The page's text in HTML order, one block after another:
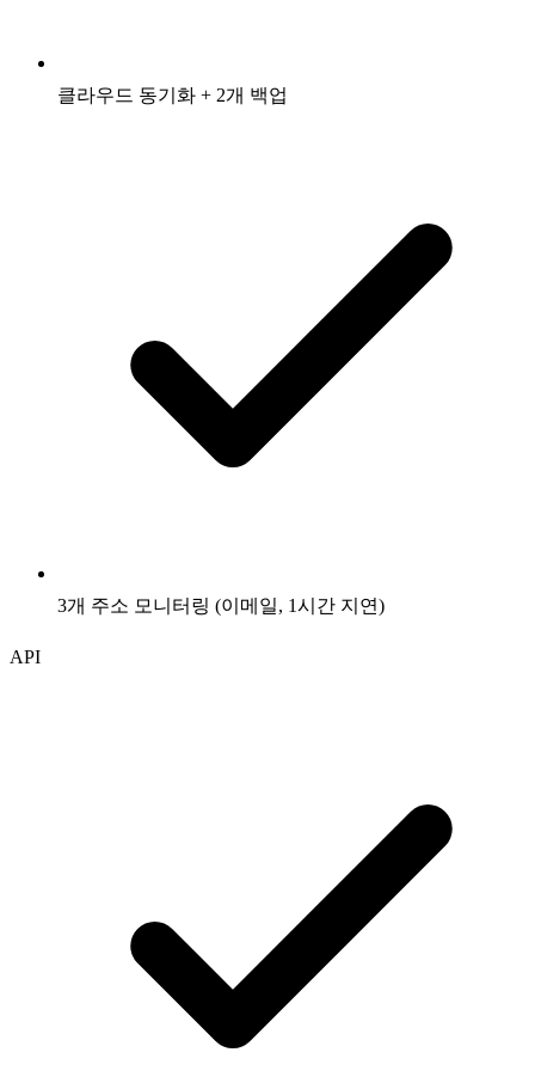
클라우드 동기화 + 2개 백업
3개 주소 모니터링 (이메일, 1시간 지연)
API